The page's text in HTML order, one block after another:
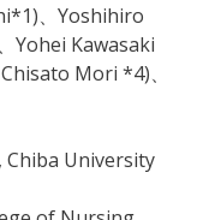
、Yoshihiro
Yohei Kawasaki
Mori *4)、
Chiba University